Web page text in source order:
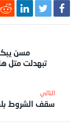
مسن
تبهدلت متل
‎التالي
سقف الشروط